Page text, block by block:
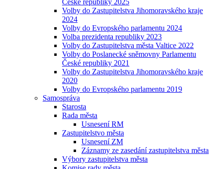
České republiky 2025
Volby do Zastupitelstva Jihomoravského kraje
2024
Volby do Evropského parlamentu 2024
Volba prezidenta republiky 2023
Volby do Zastupitelstva města Valtice 2022
Volby do Poslanecké sněmovny Parlamentu
České republiky 2021
Volby do Zastupitelstva Jihomoravského kraje
2020
Volby do Evropského parlamentu 2019
Samospráva
Starosta
Rada města
Usnesení RM
Zastupitelstvo města
Usnesení ZM
Záznamy ze zasedání zastupitelstva města
Výbory zastupitelstva města